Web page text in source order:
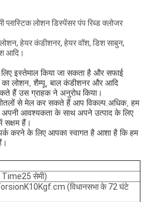
प्लास्टिक लोशन डिस्पेंसर पंप रिब्ड क्लोजर
हेयर कंडीशनर, हेयर वॉश, डिश साबुन,
आदि।
इस्तेमाल किया जा सकता हैऔर सफाई
का लोशन, शैम्पू, बाल कंडीशनरऔर आदि
हैंउस ग्राहक ने अनुरोध किया।
बोतलों से मेल कर सकते हैंआप विकल्प.अधिक, हम
आवश्यकता के साथ अपने उत्पाद के लिए
हैं।
करने के लिए आपका स्वागत है आशा है कि हम
।
Time25 सेमी)
(विधानसभा के 72 घंटे